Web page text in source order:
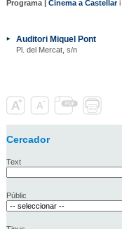
Programa | Cinema a Castellari
Auditori Miquel Pont
Pl. del Mercat, s/n
Cercador
Text
Públic